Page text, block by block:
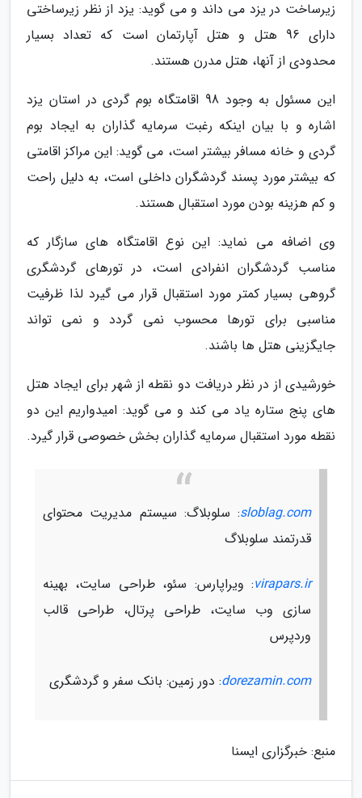
زیرساخت در یزد می داند و می گوید: یزد از نظر زیرساختی
دارای 96 هتل و هتل آپارتمان است که تعداد بسیار
محدودی از آنها، هتل مدرن هستند.
این مسئول به وجود 98 اقامتگاه بوم گردی در استان یزد
اشاره و با بیان اینکه رغبت سرمایه گذاران به ایجاد بوم
گردی و خانه مسافر بیشتر است، می گوید: این مراکز اقامتی
که بیشتر مورد پسند گردشگران داخلی است، به دلیل راحت
و کم هزینه بودن مورد استقبال هستند.
وی اضافه می نماید: این نوع اقامتگاه های سازگار که
مناسب گردشگران انفرادی است، در تورهای گردشگری
گروهی بسیار کمتر مورد استقبال قرار می گیرد لذا ظرفیت
مناسبی برای تورها محسوب نمی گردد و نمی تواند
جایگزینی هتل ها باشند.
خورشیدی از در نظر دریافت دو نقطه از شهر برای ایجاد هتل
های پنج ستاره یاد می کند و می گوید: امیدواریم این دو
نقطه مورد استقبال سرمایه گذاران بخش خصوصی قرار گیرد.
sloblag.com: سلوبلاگ: سیستم مدیریت محتوای
قدرتمند سلوبلاگ
virapars.ir: ویراپارس: سئو، طراحی سایت، بهینه
سازی وب سایت، طراحی پرتال، طراحی قالب
وردپرس
dorezamin.com: دور زمین: بانک سفر و گردشگری
منبع: خبرگزاری ایسنا